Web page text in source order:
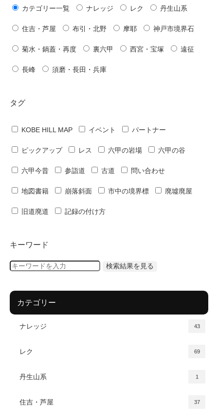
カテゴリー一覧 ナレッジ レク 丹生山系
住吉・芦屋 布引・北野 摩耶 神戸市境界石
菊水・鍋蓋・再度 裏六甲 西宮・宝塚 遠征
長峰 須磨・長田・兵庫
タグ
KOBE HILL MAP イベント パートナー
ピックアップ レス 六甲の岩場 六甲の谷
六甲今昔 参詣道 古道 問い合わせ
地図書籍 崩落斜面 市中の境界標 廃墟廃屋
旧道廃道 記録の付け方
キーワード
カテゴリー
ナレッジ 43
レク 69
丹生山系 1
住吉・芦屋 37